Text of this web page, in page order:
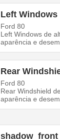
Left Windows
Ford 80
Left Windows de
aparência e
Rear
Ford 80
Rear Windshield
aparência e